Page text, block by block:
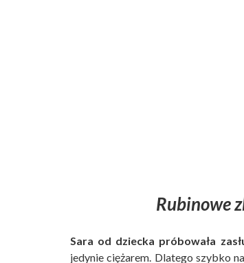
Rubinowe
Sara od dziecka próbowała
jedynie ciężarem. Dlatego szybko